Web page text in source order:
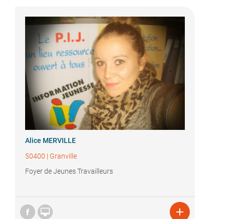
Alice MERVILLE
50400 | Granville
Foyer de Jeunes Travailleurs
 